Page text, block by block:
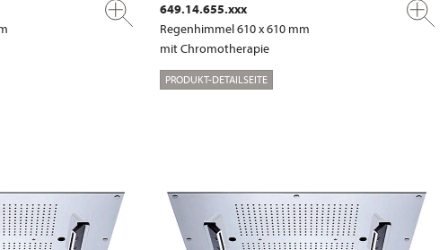
649.14.655.xxx
Regenhimmel 610 x 610 mm
mit Chromotherapie
PRODUKT-DETAILSEITE